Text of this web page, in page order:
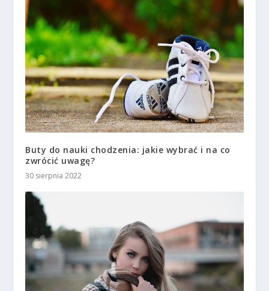
Buty do nauki chodzenia: jakie wybrać i na co
zwrócić uwagę?
30 sierpnia 2022